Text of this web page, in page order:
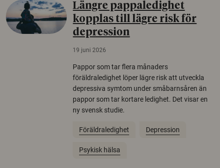
Längre pappaledighet
kopplas till lägre risk för
depression
19 juni 2026
Pappor som tar flera månaders
föräldraledighet löper lägre risk att utveckla
depressiva symtom under småbarnsåren än
pappor som tar kortare ledighet. Det visar en
ny svensk studie.
Föräldraledighet Depression
Psykisk hälsa